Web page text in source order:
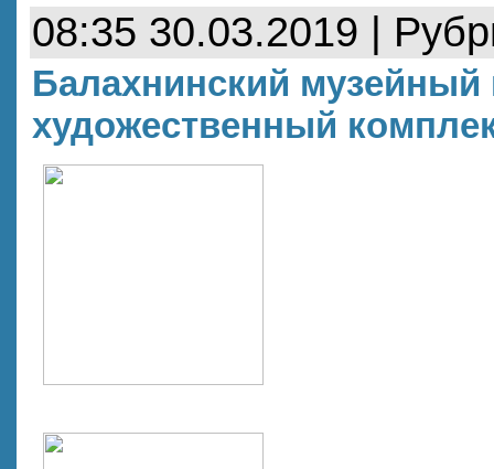
08:35 30.03.2019 |
Балахнинский музейный
художественный